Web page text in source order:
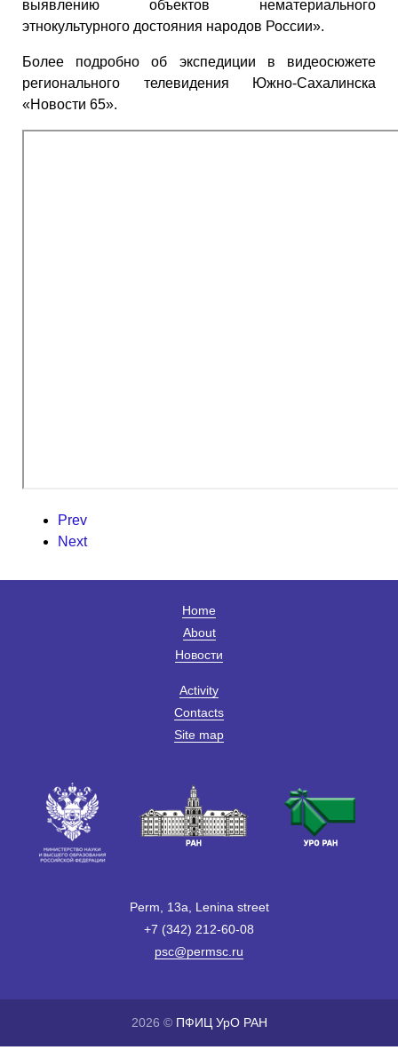
выявлению объектов нематериального
этнокультурного достояния народов России».
Более подробно об экспедиции в видеосюжете
регионального телевидения Южно-Сахалинска
«Новости 65».
Prev
Next
Home
About
Новости
Activity
Contacts
Site map
Perm, 13a, Lenina street
+7 (342) 212-60-08
psc@permsc.ru
2026 © ПФИЦ УрО РАН